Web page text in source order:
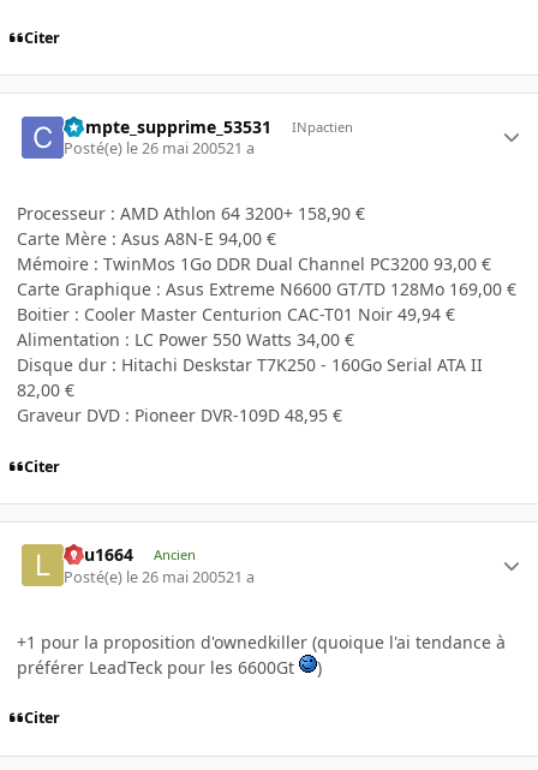
Citer
Compte_supprime_53531 INpactien
Posté(e) le 26 mai 200521 a
Processeur : AMD Athlon 64 3200+ 158,90 €
Carte Mère : Asus A8N-E 94,00 €
Mémoire : TwinMos 1Go DDR Dual Channel PC3200 93,00 €
Carte Graphique : Asus Extreme N6600 GT/TD 128Mo 169,00 €
Boitier : Cooler Master Centurion CAC-T01 Noir 49,94 €
Alimentation : LC Power 550 Watts 34,00 €
Disque dur : Hitachi Deskstar T7K250 - 160Go Serial ATA II
82,00 €
Graveur DVD : Pioneer DVR-109D 48,95 €
Citer
lulu1664 Ancien
Posté(e) le 26 mai 200521 a
+1 pour la proposition d'ownedkiller (quoique l'ai tendance à
préférer LeadTeck pour les 6600Gt
)
Citer